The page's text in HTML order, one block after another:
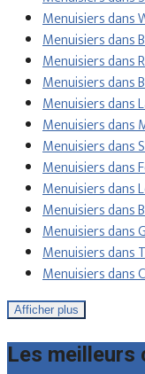
Menuisiers dans
Menuisiers dans
Menuisiers dans
Menuisiers dans
Menuisiers dans
Menuisiers dans
Menuisiers dans
Menuisiers dans
Menuisiers dans
Menuisiers dans
Menuisiers dans
Menuisiers dans
Menuisiers dans
Afficher plus
Les meilleurs